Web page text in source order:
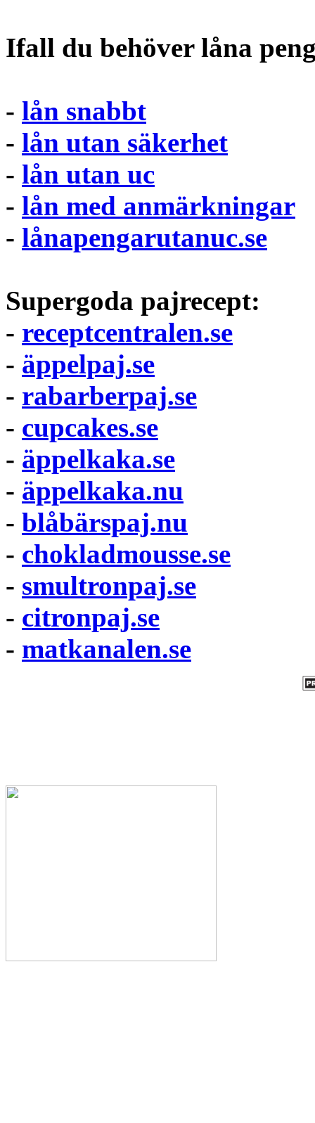
Ifall du behöver låna
- lån snabbt
- lån utan säkerhet
- lån utan uc
- lån med anmärkningar
- lånapengarutanuc.se
Supergoda pajrecept:
- receptcentralen.se
- äppelpaj.se
- rabarberpaj.se
- cupcakes.se
- äppelkaka.se
- äppelkaka.nu
- blåbärspaj.nu
- chokladmousse.se
- smultronpaj.se
- citronpaj.se
- matkanalen.se